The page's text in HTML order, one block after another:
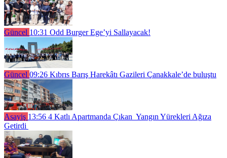
Güncel 10:31 Odd Burger Ege’yi Sallayacak!
Güncel 09:26 Kıbrıs Barış Harekâtı Gazileri Çanakkale’de buluştu
Asayiş 13:56 4 Katlı Apartmanda Çıkan Yangın Yürekleri Ağıza
Getirdi